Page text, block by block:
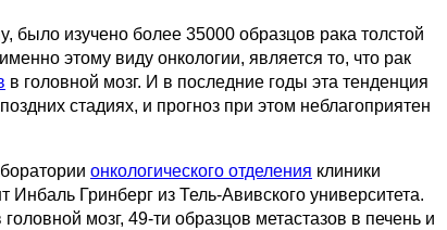
было изучено более 35000 образцов рака толстой
этому виду онкологии, является то, что рак
в головной мозг. И в последние годы эта тенденция
стадиях, и прогноз при этом неблагоприятен
онкологического отделения клиники
Гринберг из Тель-Авивского университета.
мозг, 49-ти образцов метастазов в печень и